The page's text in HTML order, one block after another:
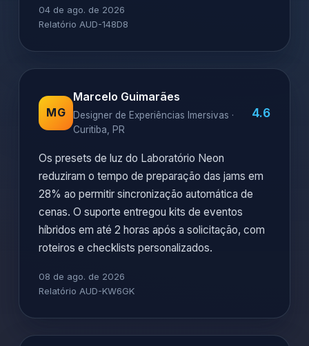
04 de ago. de 2026
Relatório AUD-148D8
MG
Marcelo Guimarães
Designer de Experiências Imersivas ·
Curitiba, PR
4.6
Os presets de luz do Laboratório Neon
reduziram o tempo de preparação das jams em
28% ao permitir sincronização automática de
cenas. O suporte entregou kits de eventos
híbridos em até 2 horas após a solicitação, com
roteiros e checklists personalizados.
08 de ago. de 2026
Relatório AUD-KW6GK